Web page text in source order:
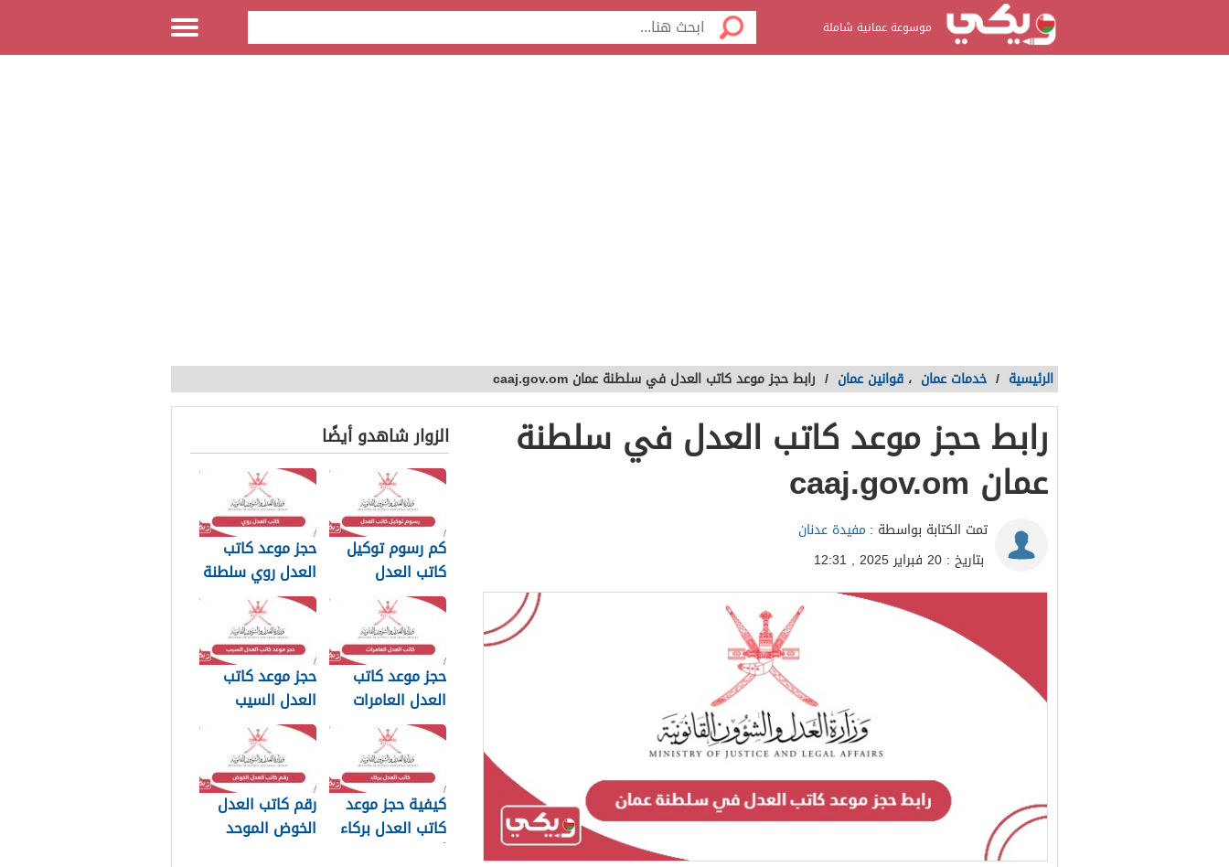
موسوعة عمانية شاملة
الرئيسية / خدمات عمان ، قوانين عمان / رابط حجز موعد كاتب العدل في سلطنة عمان caaj.gov.om
رابط حجز موعد كاتب العدل في سلطنة
عمان caaj.gov.om
تمت الكتابة بواسطة : مفيدة عدنان
بتاريخ : 20 فبراير 2025 , 12:31
الزوار شاهدو أيضًا
كم رسوم توكيل
كاتب العدل
سلطنة عمان 2026
حجز موعد كاتب
العدل روي سلطنة
عمان
حجز موعد كاتب
العدل العامرات
سلطنة عمان
حجز موعد كاتب
العدل السيب
سلطنة عمان
كيفية حجز موعد
كاتب العدل بركاء
أون لاين
رقم كاتب العدل
الخوض الموحد